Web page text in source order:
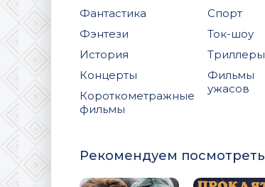
Фантастика
Фэнтези
История
Концерты
Короткометражные
фильмы
Спорт
Ток-шоу
Триллеры
Фильмы
ужасов
Рекомендуем посмотреть